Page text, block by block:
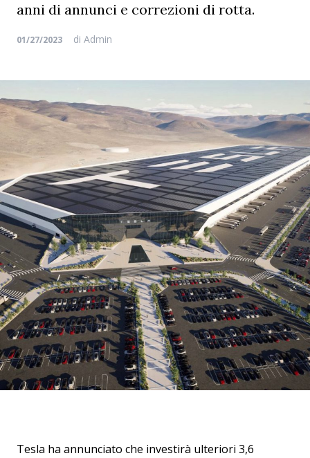
anni di annunci e correzioni di rotta.
01/27/2023 di Admin
Tesla ha annunciato che investirà ulteriori 3,6